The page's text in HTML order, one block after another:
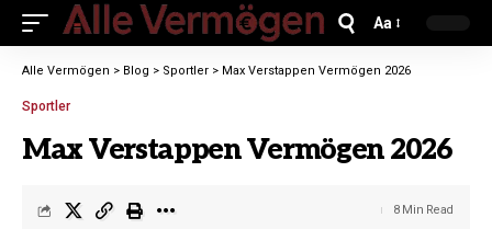
Aa
Alle Vermögen > Blog > Sportler > Max Verstappen Vermögen 2026
Sportler
Max Verstappen Vermögen 2026
8 Min Read